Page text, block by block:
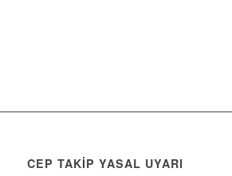
CEP TAKİP YASAL UYARI